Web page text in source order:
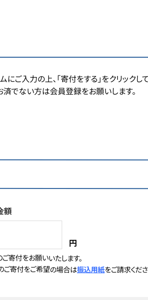
にご入力の上、「寄付をする」をクリックし
済でない方は会員登録をお願いします。
額
円
寄付をお願いいたします。
寄付をご希望の場合は振込用紙をご請求くださ